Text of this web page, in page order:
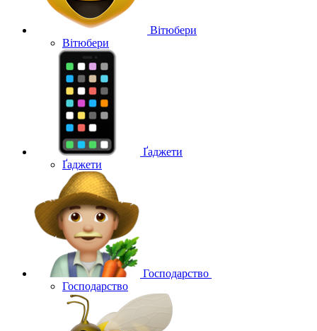
Вітюбери
Вітюбери
Ґаджети
Ґаджети
Господарство
Господарство